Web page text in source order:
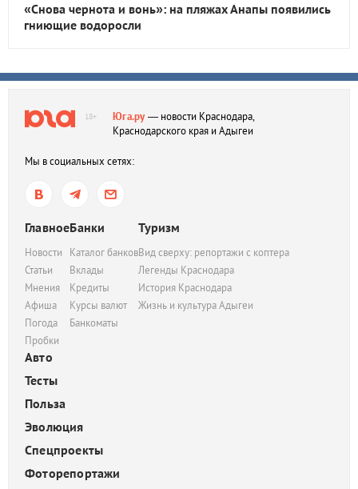
«Снова чернота и вонь»: на пляжах Анапы появились
гниющие водоросли
18+ Юга.ру— новости Краснодара,
Краснодарского края и Адыгеи
Мы в социальных сетях:
Главное
Новости
Статьи
Мнения
Афиша
Погода
Пробки
Банки
Каталог банков
Вклады
Кредиты
Курсы валют
Банкоматы
Туризм
Вид сверху: репортажи с коптера
Легенды Краснодара
История Краснодара
Жизнь и культура Адыгеи
Авто
Тесты
Польза
Эволюция
Спецпроекты
Фоторепортажи